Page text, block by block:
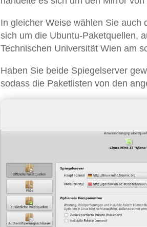
In gleicher Weise wählen Sie auch
sich um die Ubuntu-Paketquellen,
Technischen Universität Wien am
Haben Sie beide Spiegelserver
sodass die Paketlisten von den